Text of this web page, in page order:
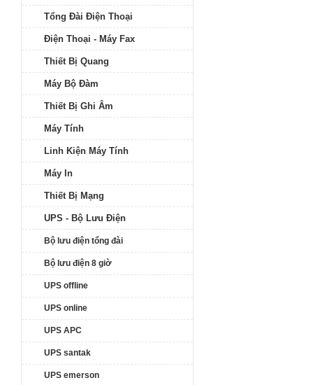
Tổng Đài Điện Thoại
Điện Thoại - Máy Fax
Thiết Bị Quang
Máy Bộ Đàm
Thiết Bị Ghi Âm
Máy Tính
Linh Kiện Máy Tính
Máy In
Thiết Bị Mạng
UPS - Bộ Lưu Điện
Bộ lưu điện tổng đài
Bộ lưu điện 8 giờ
UPS offline
UPS online
UPS APC
UPS santak
UPS emerson